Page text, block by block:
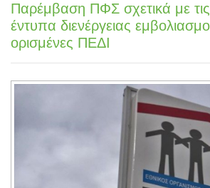
Παρέμβαση ΠΦΣ σχετικά με
έντυπα διενέργειας
ορισμένες ΠΕΔΙ